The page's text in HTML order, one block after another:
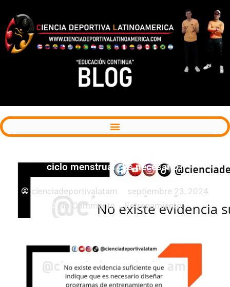
ciclo menstrual ¿Es necesario?
cienciadeportivalatam
septiembre 23, 2024
No Comments
Entrenamiento